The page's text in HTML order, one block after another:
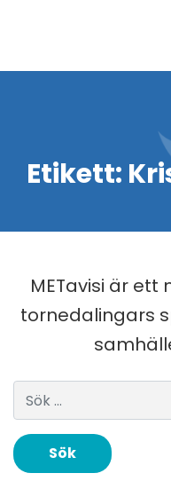
Etikett:
METavisi är
tornedalingars
Sök efter: